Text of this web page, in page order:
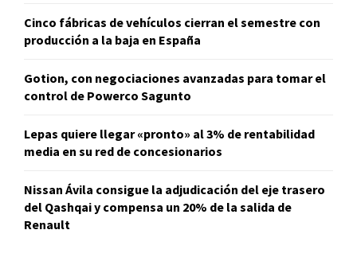
Cinco fábricas de vehículos cierran el semestre con
producción a la baja en España
Gotion, con negociaciones avanzadas para tomar el
control de Powerco Sagunto
Lepas quiere llegar «pronto» al 3% de rentabilidad
media en su red de concesionarios
Nissan Ávila consigue la adjudicación del eje trasero
del Qashqai y compensa un 20% de la salida de
Renault